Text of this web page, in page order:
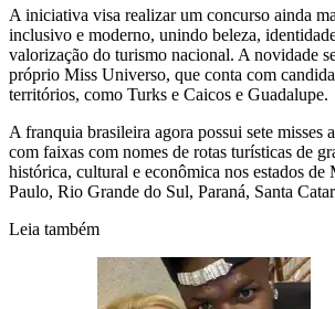
A iniciativa visa realizar um concurso ainda
inclusivo e moderno, unindo beleza,
valorização do turismo nacional. A novidade
próprio Miss Universo, que conta com
territórios, como Turks e Caicos e Guadalupe.
A franquia brasileira agora possui sete misses
com faixas com nomes de rotas turísticas de
histórica, cultural e econômica nos estados de
Paulo, Rio Grande do Sul, Paraná, Santa
Leia também